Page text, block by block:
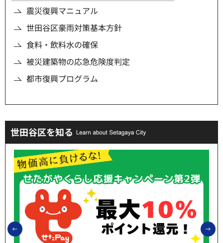
震災復興マニュアル
世田谷区豪雨対策基本方針
食料・飲料水の確保
被災建築物の応急危険度判定
都市復興プログラム
世田谷区を知る
前のスライドを表示